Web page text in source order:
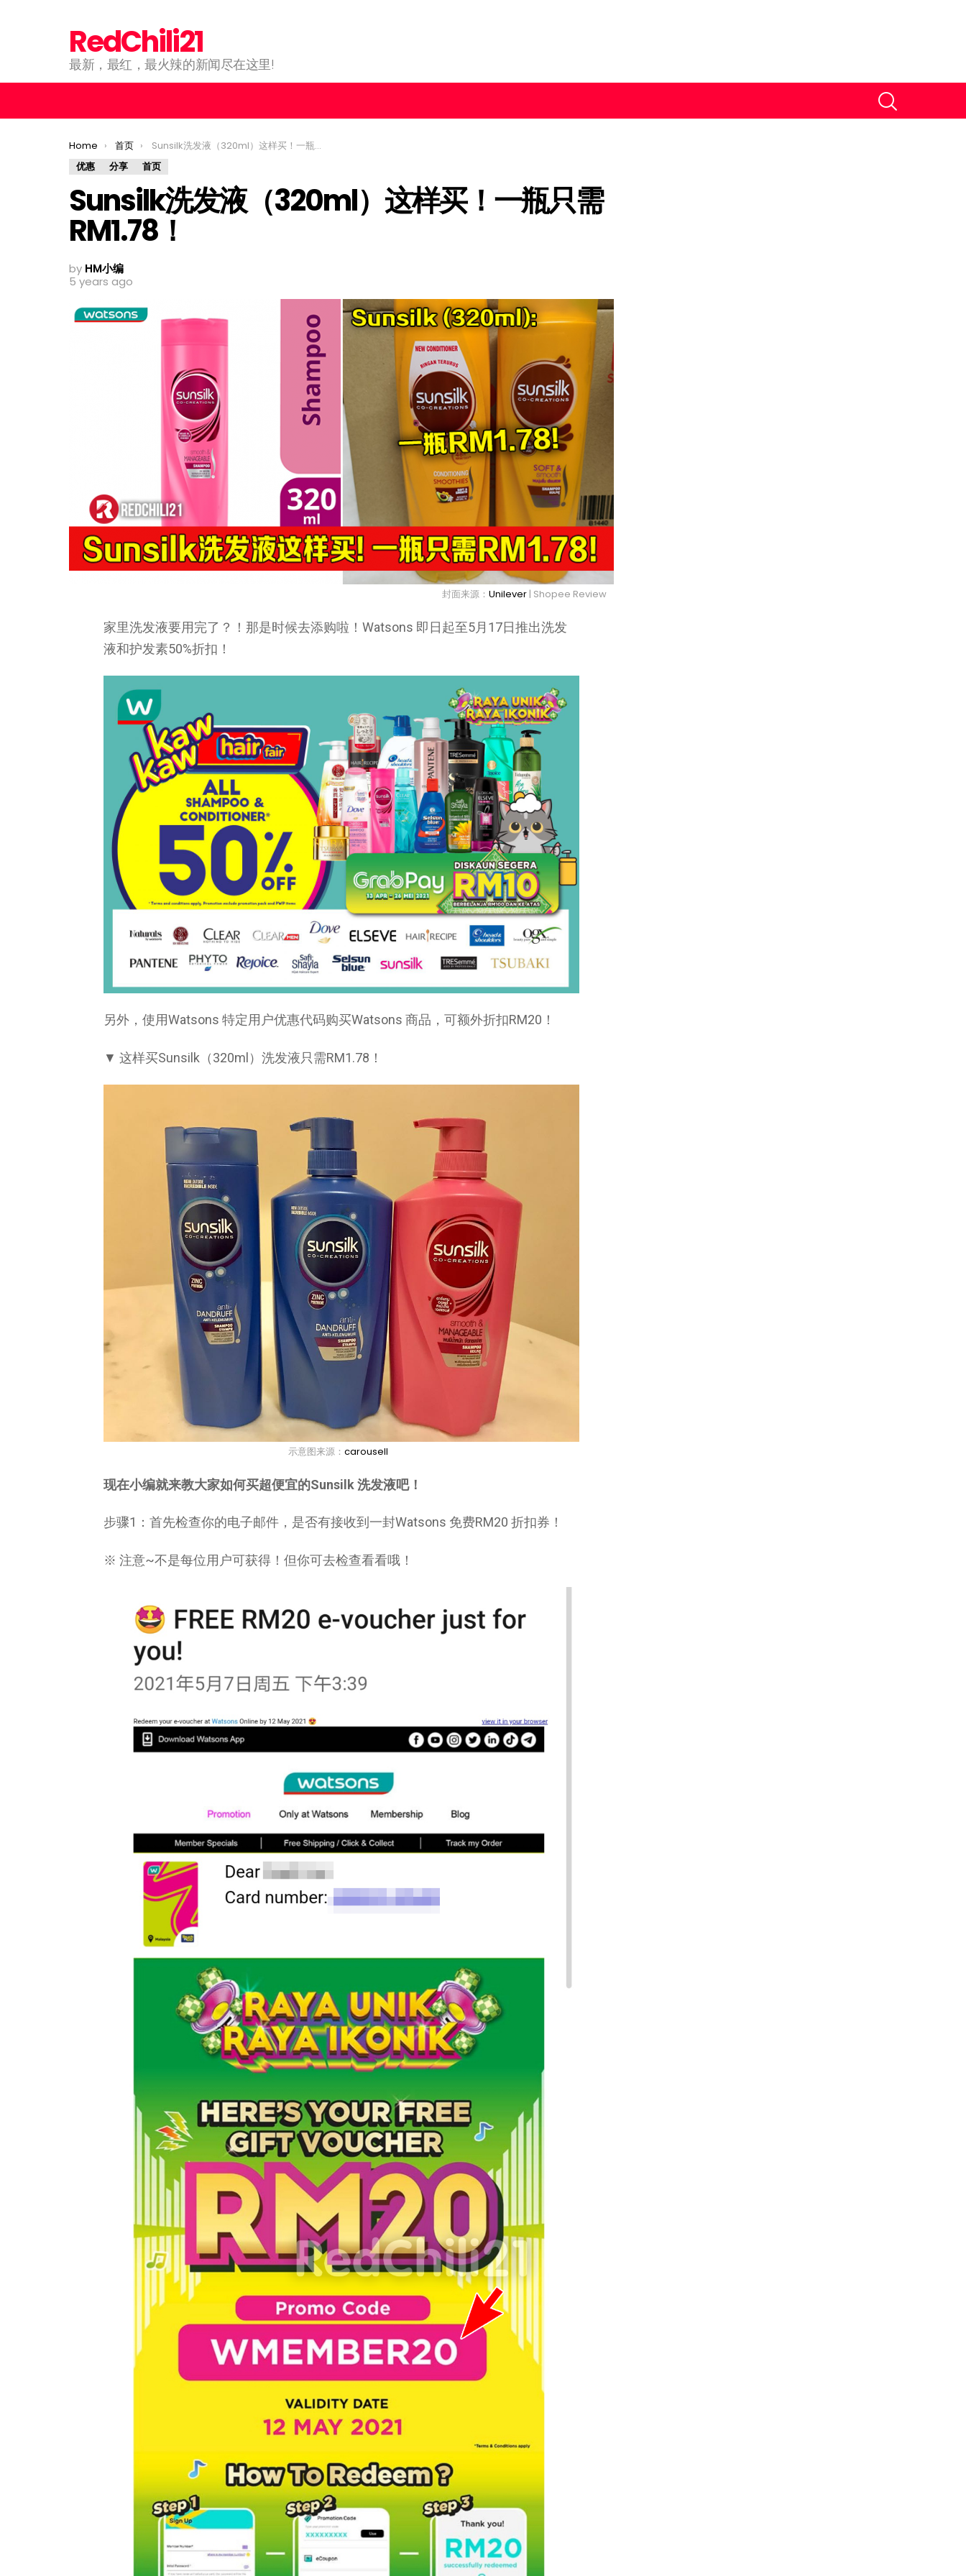
RedChili21
最新，最红，最火辣的新闻尽在这里!
You are here:
Home 首页
Sunsilk洗发液（320ml）这样买！一瓶只需RM1.78！
优惠
分享 首页
Sunsilk洗发液（320ml）这样买！一瓶只需
RM1.78！
by HM小编
5 years ago
封面来源： Unilever | Shopee Review
家里洗发液要用完了？！那是时候去添购啦！Watsons 即日起至5月17日推出洗发
液和护发素50%折扣！
另外，使用Watsons 特定用户优惠代码购买Watsons 商品，可额外折扣RM20！
▼ 这样买Sunsilk（320ml）洗发液只需RM1.78！
示意图来源： carousell
现在小编就来教大家如何买超便宜的Sunsilk 洗发液吧！
步骤1：首先检查你的电子邮件，是否有接收到一封Watsons 免费RM20 折扣券！
※ 注意~不是每位用户可获得！但你可去检查看看哦！